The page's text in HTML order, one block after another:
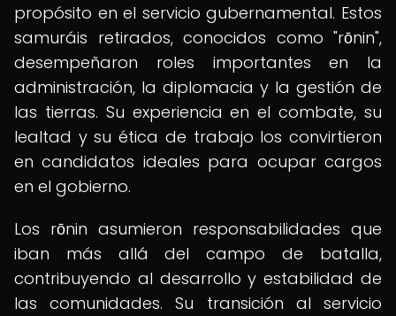
propósito en el servicio gubernamental. Estos
samuráis retirados, conocidos como "rōnin",
desempeñaron roles importantes en la
administración, la diplomacia y la gestión de
las tierras. Su experiencia en el combate, su
lealtad y su ética de trabajo los convirtieron
en candidatos ideales para ocupar cargos
en el gobierno.
Los rōnin asumieron responsabilidades que
iban más allá del campo de batalla,
contribuyendo al desarrollo y estabilidad de
las comunidades. Su transición al servicio